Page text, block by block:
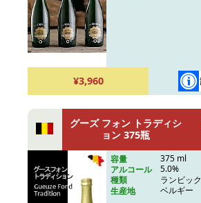
¥3,960
グーズ フォン トラディシ
ョン 375瓶
容量
375 ml
アルコール
5.0%
種類
ランビック
生産地
ベルギー